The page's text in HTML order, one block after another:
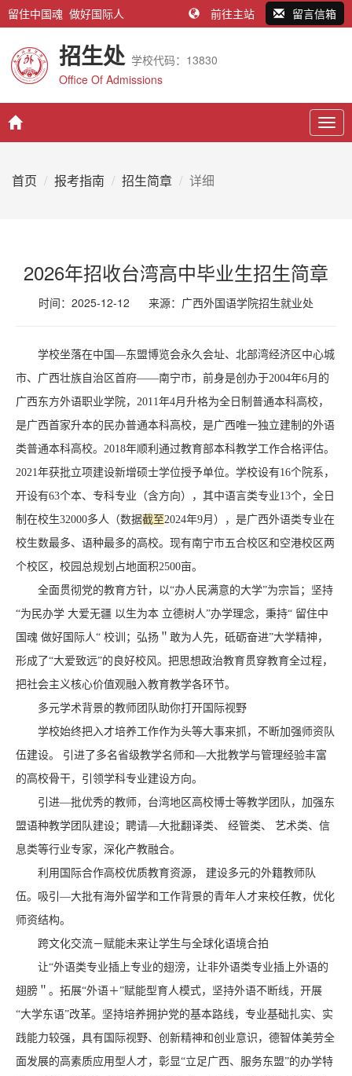
留住中国魂 做好国际人 前往主站 留言信箱
招生处 学校代码：13830
Office Of Admissions
首页 报考指南 招生简章 详细
2026年招收台湾高中毕业生招生简章
时间：2025-12-12 来源： 广西外国语学院招生就业处
学校坐落在中国—东盟博览会永久会址、北部湾经济区中心城
市、广西壮族自治区首府——南宁市，前身是创办于2004年6月的
广西东方外语职业学院，2011年4月升格为全日制普通本科高校，
是广西首家升本的民办普通本科高校，是广西唯一独立建制的外语
类普通本科高校。2018年顺利通过教育部本科教学工作合格评估。
2021年获批立项建设新增硕士学位授予单位。学校设有16个院系，
开设有63个本、专科专业（含方向），其中语言类专业13个，全日
制在校生32000多人（数据截至2024年9月），是广西外语类专业在
校生数最多、语种最多的高校。现有南宁市五合校区和空港校区两
个校区，校园总规划占地面积2500亩。
全面贯彻党的教育方针，以“办人民满意的大学”为宗旨；坚持
“为民办学 大爱无疆 以生为本 立德树人”办学理念，秉持“ 留住中
国魂 做好国际人“ 校训；弘扬＂敢为人先，砥砺奋进”大学精神，
形成了“大爱致远”的良好校风。把思想政治教育贯穿教育全过程，
把社会主义核心价值观融入教育教学各环节。
多元学术背景的教师团队助你打开国际视野
学校始终把入才培养工作作为头等大事来抓，不断加强师资队
伍建设。 引进了多名省级教学名师和—大批教学与管理经验丰富
的高校骨干，引领学科专业建设方向。
引进—批优秀的教师，台湾地区高校博士等教学团队，加强东
盟语种教学团队建设；聘请—大批翻译类、 经管类、 艺术类、信
息类等行业专家，深化产教融合。
利用国际合作高校优质教育资源， 建设多元的外籍教师队
伍。吸引—大批有海外留学和工作背景的青年人才来校任教，优化
师资结构。
跨文化交流－赋能未来让学生与全球化语境合拍
让“外语类专业插上专业的翅滂，让非外语类专业插上外语的
翅膀＂。拓展“外语＋”赋能型育人模式，坚持外语不断线，开展
“大学东语”改革。坚持培养拥护党的基本路线，专业基础扎实、实
践能力较强，具有国际视野、创新精神和创业意识，德智体美劳全
面发展的高素质应用型人才，彰显“立足广西、服务东盟”的办学特